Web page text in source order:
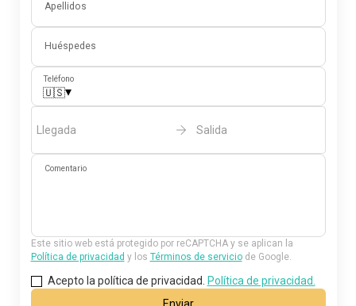
Apellidos
Huéspedes
Teléfono
🇺🇸▾
Llegada Salida
Comentario
Este sitio web está protegido por reCAPTCHA y se aplican la
Política de privacidad y los Términos de serviciode Google.
Acepto la política de privacidad.
Política de privacidad.
Enviar